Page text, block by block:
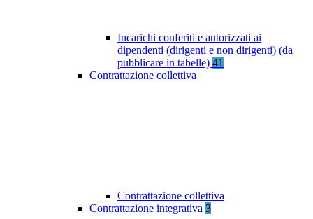
Incarichi conferiti e autorizzati ai
dipendenti (dirigenti e non dirigenti) (da
pubblicare in tabelle) 41
Contrattazione collettiva
Contrattazione collettiva
Contrattazione integrativa 3